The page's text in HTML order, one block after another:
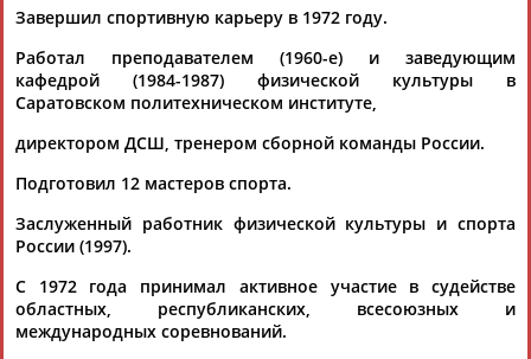
ТАБЛО АКТИВНОСТИ
ЦЕЛИ ПРОЕКТА КОНТАКТЫ
Вопросы сотрудничества и совместной деятельностиinform@infosport.ru
Адресов в новостной рассылке: 996
Завершил спортивную карьеру в 1972 году.
Работал преподавателем (1960-е) и заведующим
кафедрой (1984-1987) физической культуры в
Саратовском политехническом институте,
директором ДСШ, тренером сборной команды России.
Подготовил 12 мастеров спорта.
Заслуженный работник физической культуры и спорта
России (1997).
С 1972 года принимал активное участие в судействе
областных, республиканских, всесоюзных и
международных соревнований.